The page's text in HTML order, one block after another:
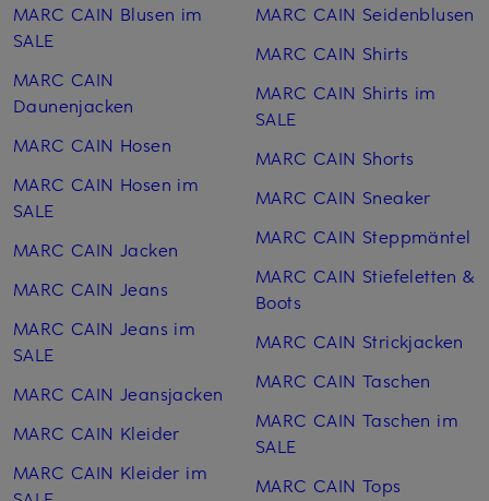
MARC CAIN Blusen im
SALE
MARC CAIN
Daunenjacken
MARC CAIN Hosen
MARC CAIN Hosen im
SALE
MARC CAIN Jacken
MARC CAIN Jeans
MARC CAIN Jeans im
SALE
MARC CAIN Jeansjacken
MARC CAIN Kleider
MARC CAIN Kleider im
MARC CAIN Seiden­blusen
MARC CAIN Shirts
MARC CAIN Shirts im
SALE
MARC CAIN Shorts
MARC CAIN Sneaker
MARC CAIN Steppmäntel
MARC CAIN Stiefeletten &
Boots
MARC CAIN Strickjacken
MARC CAIN Taschen
MARC CAIN Taschen im
SALE
MARC CAIN Tops